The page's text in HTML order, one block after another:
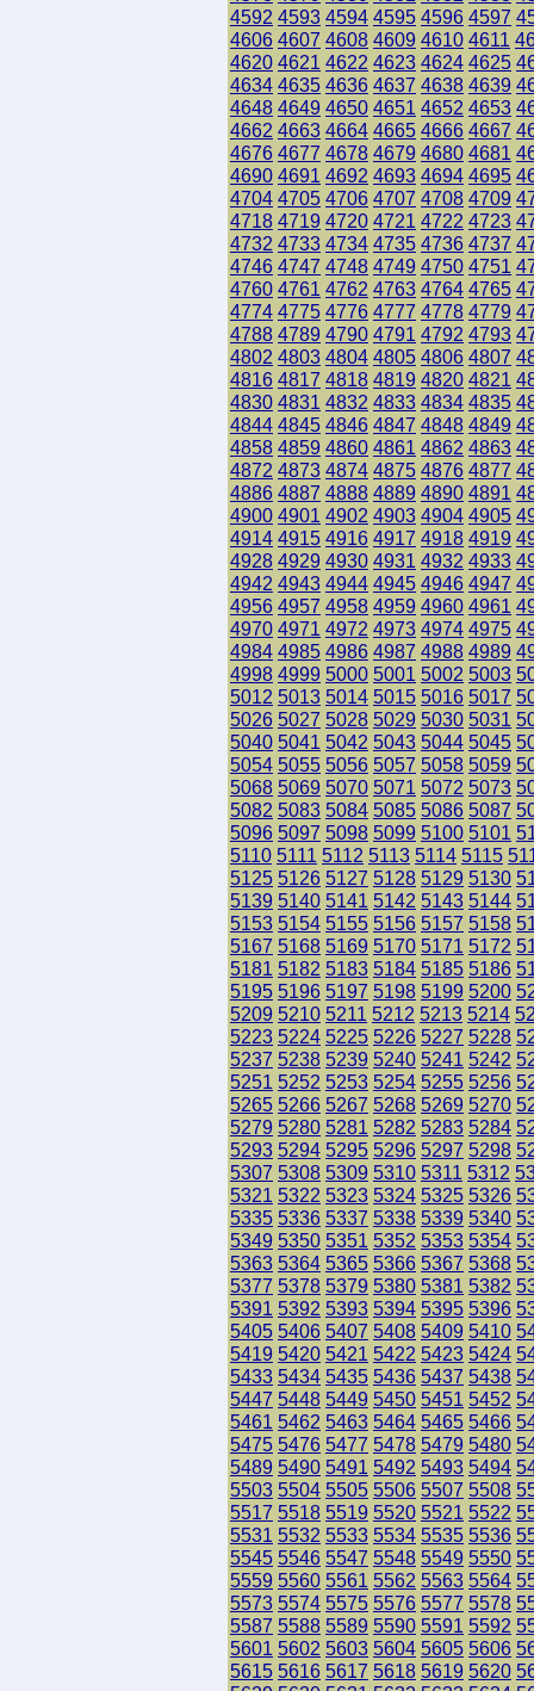
4592 4593 4594 4595 4596 4597
4606 4607 4608 4609 4610 4611
4620 4621 4622 4623 4624 4625
4634 4635 4636 4637 4638 4639
4648 4649 4650 4651 4652 4653
4662 4663 4664 4665 4666 4667
4676 4677 4678 4679 4680 4681
4690 4691 4692 4693 4694 4695
4704 4705 4706 4707 4708 4709
4718 4719 4720 4721 4722 4723
4732 4733 4734 4735 4736 4737
4746 4747 4748 4749 4750 4751
4760 4761 4762 4763 4764 4765
4774 4775 4776 4777 4778 4779
4788 4789 4790 4791 4792 4793
4802 4803 4804 4805 4806 4807
4816 4817 4818 4819 4820 4821
4830 4831 4832 4833 4834 4835
4844 4845 4846 4847 4848 4849
4858 4859 4860 4861 4862 4863
4872 4873 4874 4875 4876 4877
4886 4887 4888 4889 4890 4891
4900 4901 4902 4903 4904 4905
4914 4915 4916 4917 4918 4919
4928 4929 4930 4931 4932 4933
4942 4943 4944 4945 4946 4947
4956 4957 4958 4959 4960 4961
4970 4971 4972 4973 4974 4975
4984 4985 4986 4987 4988 4989
4998 4999 5000 5001 5002 5003
5012 5013 5014 5015 5016 5017
5026 5027 5028 5029 5030 5031
5040 5041 5042 5043 5044 5045
5054 5055 5056 5057 5058 5059
5068 5069 5070 5071 5072 5073
5082 5083 5084 5085 5086 5087
5096 5097 5098 5099 5100 5101
5110 5111 5112 5113 5114 5115
5125 5126 5127 5128 5129 5130
5139 5140 5141 5142 5143 5144
5153 5154 5155 5156 5157 5158
5167 5168 5169 5170 5171 5172
5181 5182 5183 5184 5185 5186
5195 5196 5197 5198 5199 5200
5209 5210 5211 5212 5213 5214
5223 5224 5225 5226 5227 5228
5237 5238 5239 5240 5241 5242
5251 5252 5253 5254 5255 5256
5265 5266 5267 5268 5269 5270
5279 5280 5281 5282 5283 5284
5293 5294 5295 5296 5297 5298
5307 5308 5309 5310 5311 5312
5321 5322 5323 5324 5325 5326
5335 5336 5337 5338 5339 5340
5349 5350 5351 5352 5353 5354
5363 5364 5365 5366 5367 5368
5377 5378 5379 5380 5381 5382
5391 5392 5393 5394 5395 5396
5405 5406 5407 5408 5409 5410
5419 5420 5421 5422 5423 5424
5433 5434 5435 5436 5437 5438
5447 5448 5449 5450 5451 5452
5461 5462 5463 5464 5465 5466
5475 5476 5477 5478 5479 5480
5489 5490 5491 5492 5493 5494
5503 5504 5505 5506 5507 5508
5517 5518 5519 5520 5521 5522
5531 5532 5533 5534 5535 5536
5545 5546 5547 5548 5549 5550
5559 5560 5561 5562 5563 5564
5573 5574 5575 5576 5577 5578
5587 5588 5589 5590 5591 5592
5601 5602 5603 5604 5605 5606
5615 5616 5617 5618 5619 5620